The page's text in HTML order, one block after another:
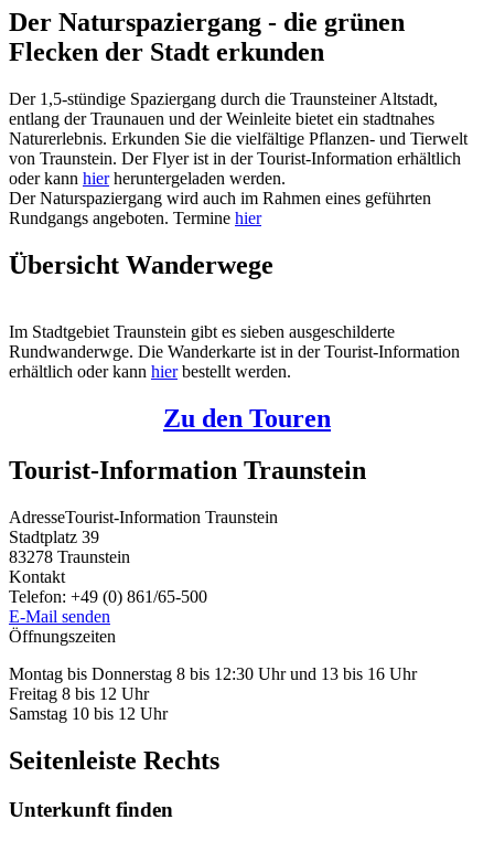
Der Naturspaziergang - die grünen
Flecken der Stadt erkunden
Der 1,5-stündige Spaziergang durch die Traunsteiner Altstadt,
entlang der Traunauen und der Weinleite bietet ein stadtnahes
Naturerlebnis. Erkunden Sie die vielfältige Pflanzen- und Tierwelt
von Traunstein. Der Flyer ist in der Tourist-Information erhältlich
oder kann hierheruntergeladen werden.
Der Naturspaziergang wird auch im Rahmen eines geführten
Rundgangs angeboten. Termine hier
Übersicht Wanderwege
Im Stadtgebiet Traunstein gibt es sieben ausgeschilderte
Rundwanderwge. Die Wanderkarte ist in der Tourist-Information
erhältlich oder kann hierbestellt werden.
Zu den Touren
Tourist-Information Traunstein
AdresseTourist-Information Traunstein
Stadtplatz 39
83278 Traunstein
Kontakt
Telefon: +49 (0) 861/65-500
E-Mail senden
Öffnungszeiten
Montag bis Donnerstag 8 bis 12:30 Uhr und 13 bis 16 Uhr
Freitag 8 bis 12 Uhr
Samstag 10 bis 12 Uhr
Seitenleiste Rechts
Unterkunft finden